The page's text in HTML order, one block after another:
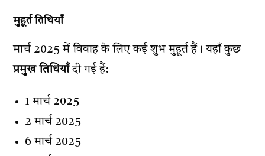
मुहूर्त तिथियाँ
मार्च 2025 में विवाह के लिए कई शुभ मुहूर्त हैं। यहाँ कुछ
प्रमुख तिथियाँदी गई हैं:
1 मार्च 2025
2 मार्च 2025
6 मार्च 2025